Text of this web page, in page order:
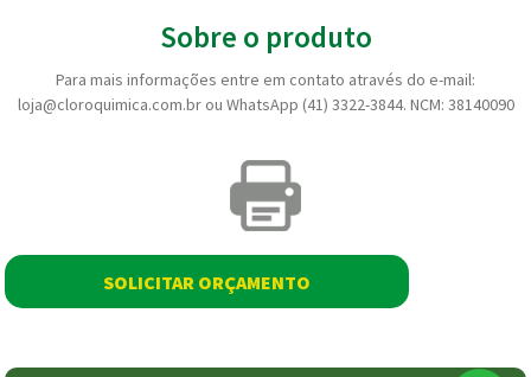
Sobre o produto
Para mais informações entre em contato através do e-mail:
loja@cloroquimica.com.br ou WhatsApp (41) 3322-3844. NCM: 38140090
SOLICITAR ORÇAMENTO